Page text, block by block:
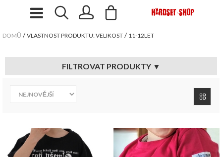
DOMŮ /VLASTNOST PRODUKTU: VELIKOST / 11-12LET
FILTROVAT PRODUKTY ▼